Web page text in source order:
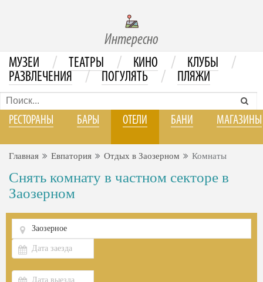
Интересно
МУЗЕИ / ТЕАТРЫ / КИНО / КЛУБЫ /
РАЗВЛЕЧЕНИЯ / ПОГУЛЯТЬ / ПЛЯЖИ
РЕСТОРАНЫ БАРЫ ОТЕЛИ БАНИ МАГАЗИНЫ
Главная Евпатория Отдых в Заозерном Комнаты
Снять комнату в частном секторе в
Заозерном